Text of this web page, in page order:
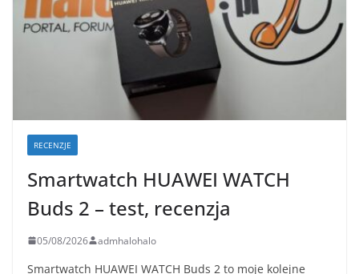
RECENZJE
Smartwatch HUAWEI WATCH
Buds 2 – test, recenzja
05/08/2026 admhalohalo
Smartwatch HUAWEI WATCH Buds 2 to moje kolejne